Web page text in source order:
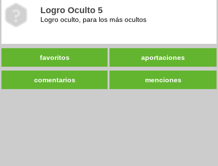
Logro Oculto 5
Logro oculto, para los más ocultos
favoritos aportaciones
comentarios menciones